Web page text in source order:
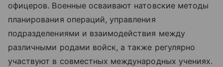
офицеров. Военные осваивают натовские методы
планирования операций, управления
подразделениями и взаимодействия между
различными родами войск, а также регулярно
участвуют в совместных международных учениях.